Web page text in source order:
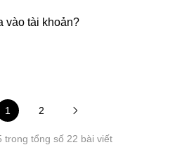
vào tài khoản?
1 2
trong tổng số 22 bài viết